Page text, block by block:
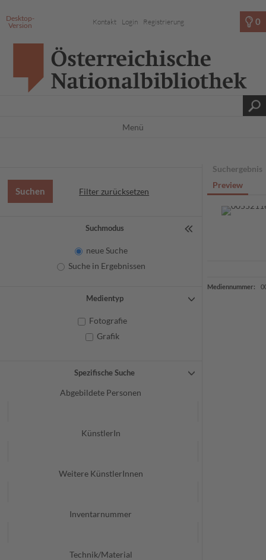
Desktop-
Version
Kontakt Login Registrierung 0
Menü
Filter zurücksetzen
Suchmodus
neue Suche
Suche in Ergebnissen
Medientyp
Fotografie
Grafik
Spezifische Suche
Abgebildete Personen
KünstlerIn
Weitere KünstlerInnen
Inventarnummer
Technik/Material
Suchergebnis
Preview
Mediennummer: